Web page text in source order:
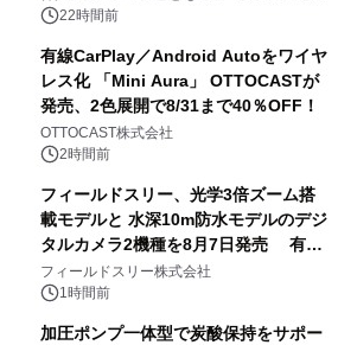
ル 22時間前
有線CarPlay／Android Autoをワイヤ
レス化 「Mini Aura」 OTTOCASTが
発売、2色展開で8/31まで40％OFF！
OTTOCAST株式会社
2時間前
フィールドスリー、光学3倍ズーム搭
載モデルと 水深10m防水モデルのデジ
タルカメラ2機種を8月7日発売 有効
約1300万画素、用途別に選べるコンデ
ジ新登場
フィールドスリー株式会社
1時間前
加圧ポンプ一体型で炭酸保持をサポー